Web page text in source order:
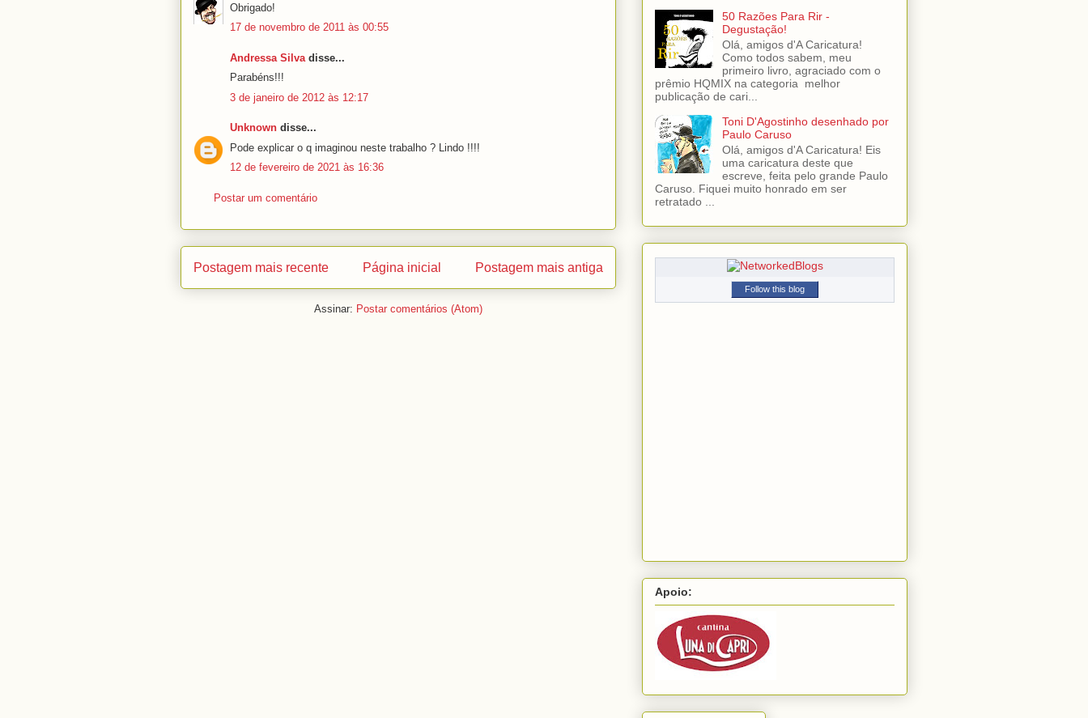
Obrigado!
17 de novembro de 2011 às 00:55
Andressa Silva disse...
Parabéns!!!
3 de janeiro de 2012 às 12:17
Unknown disse...
Pode explicar o q imaginou neste trabalho ? Lindo !!!!
12 de fevereiro de 2021 às 16:36
Postar um comentário
Postagem mais recente Postagem mais antiga
Página inicial
Assinar: Postar comentários (Atom)
50 Razões Para Rir -
Degustação!
Olá, amigos d'A Caricatura!
Como todos sabem, meu
primeiro livro, agraciado com o
prêmio HQMIX na categoria melhor
publicação de cari...
Toni D'Agostinho desenhado por
Paulo Caruso
Olá, amigos d'A Caricatura! Eis
uma caricatura deste que
escreve, feita pelo grande Paulo
Caruso. Fiquei muito honrado em ser
retratado ...
Follow this blog
Apoio: